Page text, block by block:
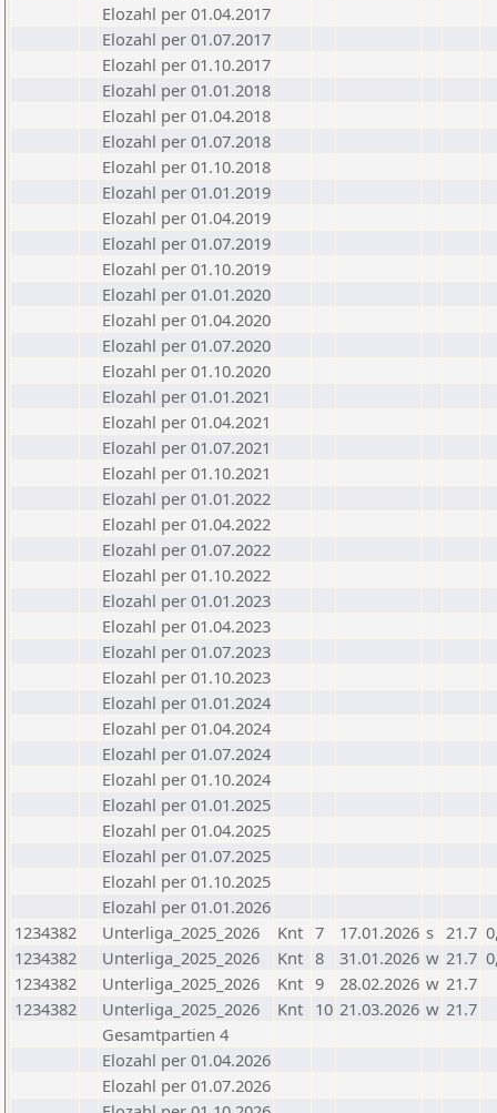
Elozahl per 01.04.2017
Elozahl per 01.07.2017
Elozahl per 01.10.2017
Elozahl per 01.01.2018
Elozahl per 01.04.2018
Elozahl per 01.07.2018
Elozahl per 01.10.2018
Elozahl per 01.01.2019
Elozahl per 01.04.2019
Elozahl per 01.07.2019
Elozahl per 01.10.2019
Elozahl per 01.01.2020
Elozahl per 01.04.2020
Elozahl per 01.07.2020
Elozahl per 01.10.2020
Elozahl per 01.01.2021
Elozahl per 01.04.2021
Elozahl per 01.07.2021
Elozahl per 01.10.2021
Elozahl per 01.01.2022
Elozahl per 01.04.2022
Elozahl per 01.07.2022
Elozahl per 01.10.2022
Elozahl per 01.01.2023
Elozahl per 01.04.2023
Elozahl per 01.07.2023
Elozahl per 01.10.2023
Elozahl per 01.01.2024
Elozahl per 01.04.2024
Elozahl per 01.07.2024
Elozahl per 01.10.2024
Elozahl per 01.01.2025
Elozahl per 01.04.2025
Elozahl per 01.07.2025
Elozahl per 01.10.2025
Elozahl per 01.01.2026
1234382
Unterliga_2025_2026 Knt 7 17.01.2026 s 21.7
1234382
Unterliga_2025_2026 Knt 8 31.01.2026 w 21.7
1234382
Unterliga_2025_2026 Knt 9 28.02.2026 w 21.7
1234382
Unterliga_2025_2026 Knt 10 21.03.2026 w 21.7
Gesamtpartien 4
Elozahl per 01.04.2026
Elozahl per 01.07.2026